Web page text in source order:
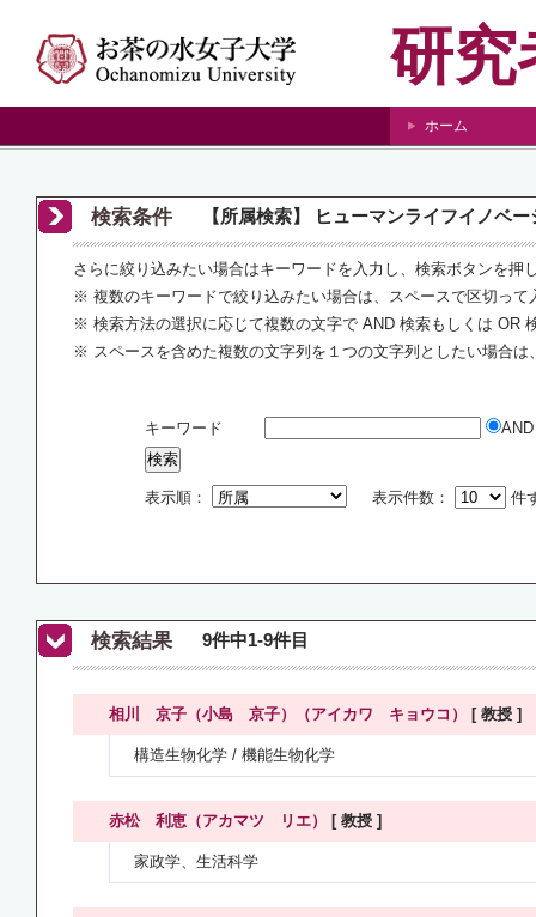
研究
ホーム
検索条件 【所属検索】 ヒューマンライフイノベ
さらに絞り込みたい場合はキーワードを入力し、検索ボタンを
※ 複数のキーワードで絞り込みたい場合は、スペースで区切って
※ 検索方法の選択に応じて複数の文字で AND 検索もしくは OR
※ スペースを含めた複数の文字列を１つの文字列としたい場合
キーワード
表示順： 表示件数： 件
検索結果 9件中1-9件目
相川 京子（小島 京子）（アイカワ キョウコ） [ 教授 ]
構造生物化学 / 機能生物化学
赤松 利恵（アカマツ リエ） [ 教授 ]
家政学、生活科学